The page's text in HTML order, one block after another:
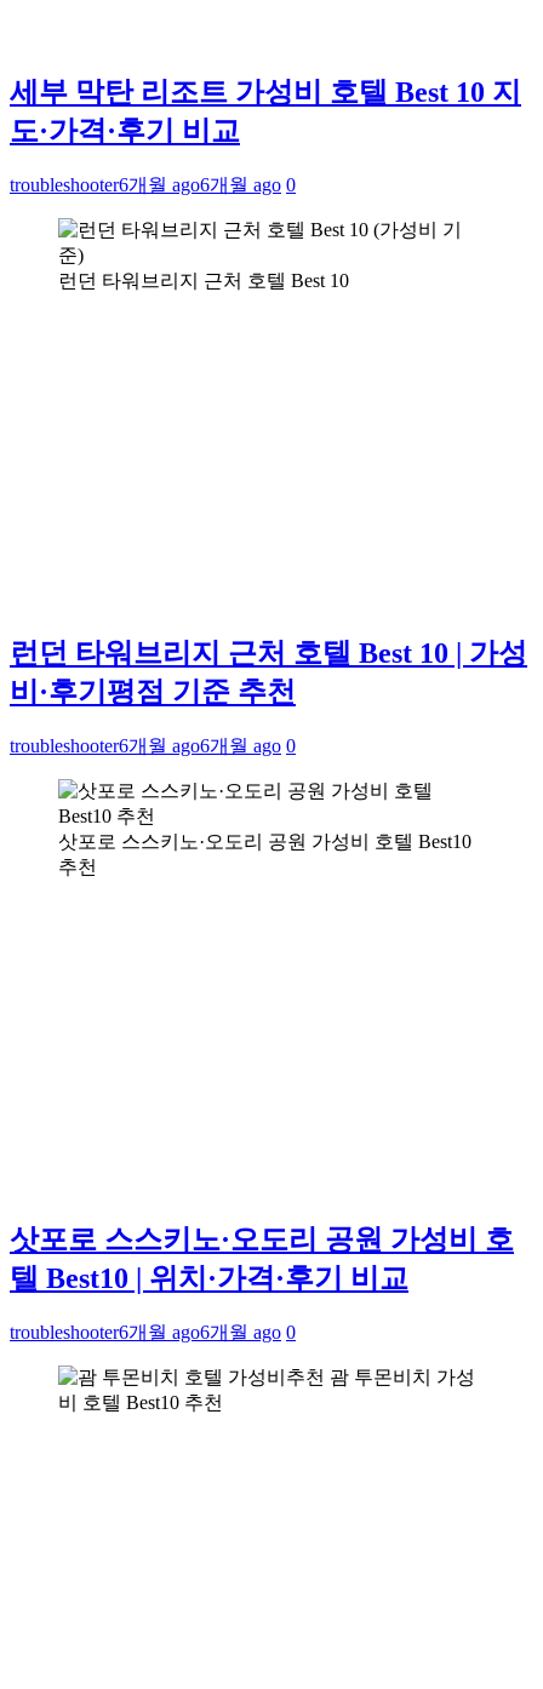
세부 막탄 리조트 가성비 호텔 Best 10 지
도·가격·후기 비교
troubleshooter6개월 ago6개월 ago 0
런던 타워브리지 근처 호텔 Best 10
런던 타워브리지 근처 호텔 Best 10 | 가성
비·후기평점 기준 추천
troubleshooter6개월 ago6개월 ago 0
삿포로 스스키노·오도리 공원 가성비 호텔 Best10
추천
삿포로 스스키노·오도리 공원 가성비 호
텔 Best10 | 위치·가격·후기 비교
troubleshooter6개월 ago6개월 ago 0
괌 투몬비치 가성
비 호텔 Best10 추천